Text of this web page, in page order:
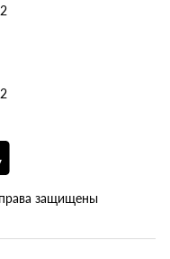
защищены